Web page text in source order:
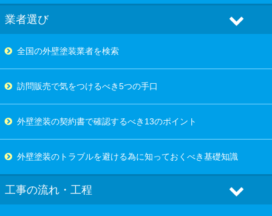
業者選び
全国の外壁塗装業者を検索
訪問販売で気をつけるべき5つの手口
外壁塗装の契約書で確認するべき13のポイント
外壁塗装のトラブルを避ける為に知っておくべき基礎知識
工事の流れ・工程